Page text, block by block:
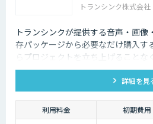
トランシンク株式会社
トランシンクが提供する音声・画
存パッケージから必要なだけ購入す
らプロジェクトを立ち上げること
モデルの開発ができます。
詳細を見
利用料金 初期費用